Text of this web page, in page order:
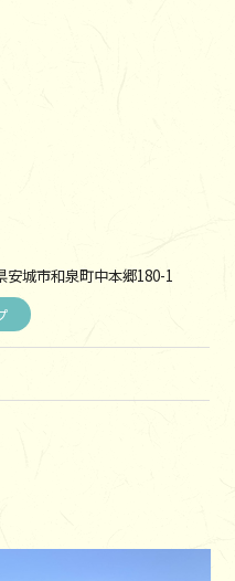
城市和泉町中本郷180-1